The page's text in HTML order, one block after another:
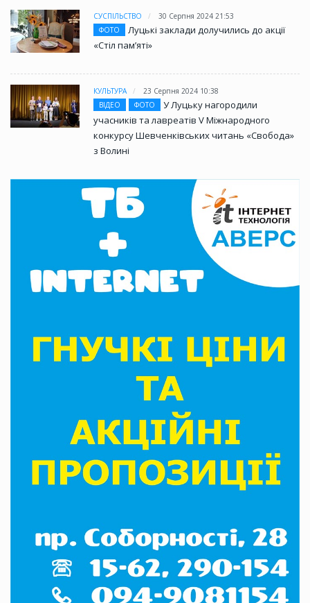
СУСПІЛЬСТВО
30 Серпня 2024 21:53
ФОТО
Луцькі заклади долучились до акції
«Стіл памʼяті»
КУЛЬТУРА
23 Серпня 2024 10:38
ВІДЕО
ФОТО
У Луцьку нагородили
учасників та лавреатів V Міжнародного
конкурсу Шевченківських читань «Свобода»
з Волині